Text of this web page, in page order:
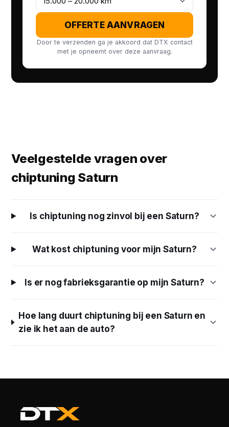
OFFERTE AANVRAGEN
Door te verzenden ga je akkoord dat DTX contact
met je opneemt over deze aanvraag.
Veelgestelde vragen over
chiptuning Saturn
Is chiptuning nog zinvol bij een Saturn?
Wat kost chiptuning voor mijn Saturn?
Is er nog fabrieksgarantie op mijn Saturn?
Hoe lang duurt chiptuning bij een Saturn en
zie ik het aan de auto?